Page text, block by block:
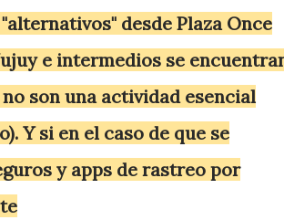
desde Plaza Once
e intermedios se
son una actividad esencial
Y si en el caso de que se
y apps de rastreo por